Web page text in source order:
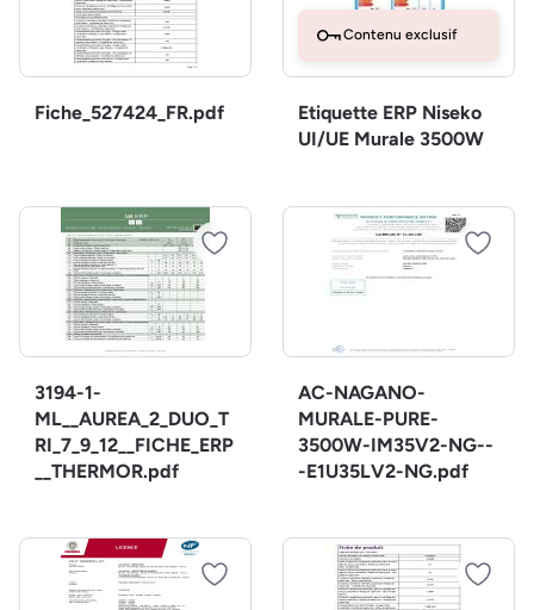
Fiche_527424_FR.pdf
Contenu exclusif
Etiquette ERP Niseko
UI/UE Murale 3500W
3194-1-
ML__AUREA_2_DUO_T
RI_7_9_12__FICHE_ERP
__THERMOR.pdf
AC-NAGANO-
MURALE-PURE-
3500W-IM35V2-NG--
-E1U35LV2-NG.pdf